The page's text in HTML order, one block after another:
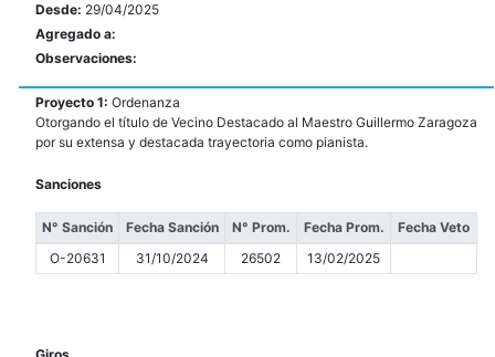
Desde: 29/04/2025
Agregado a:
Observaciones:
Proyecto 1: Ordenanza
Otorgando el título de Vecino Destacado al Maestro Guillermo Zaragoza
por su extensa y destacada trayectoria como pianista.
Sanciones
N° Sanción Fecha Sanción N° Prom. Fecha Prom.
Fecha Veto
O-20631
31/10/2024 26502 13/02/2025